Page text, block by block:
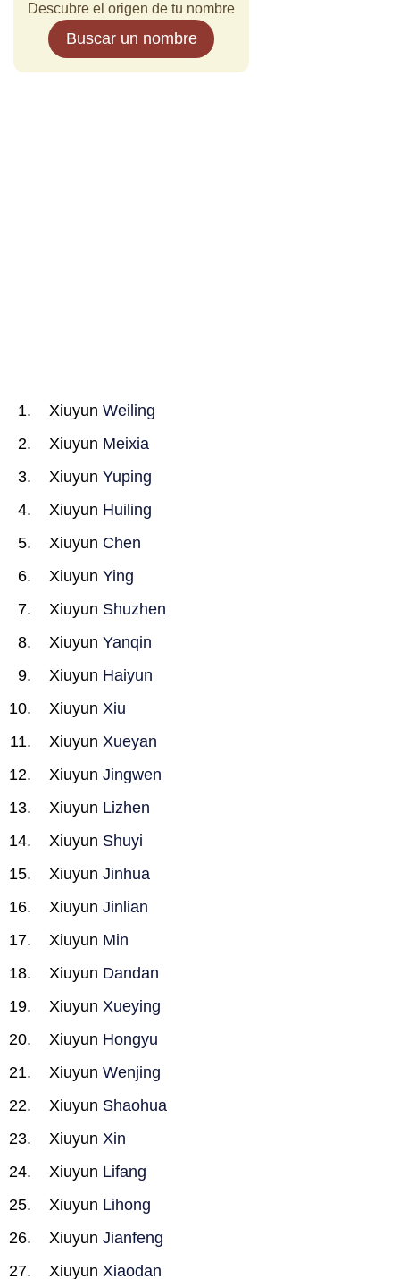
Descubre el origen de tu nombre
Buscar un nombre
Xiuyun Weiling
Xiuyun Meixia
Xiuyun Yuping
Xiuyun Huiling
Xiuyun Chen
Xiuyun Ying
Xiuyun Shuzhen
Xiuyun Yanqin
Xiuyun Haiyun
Xiuyun Xiu
Xiuyun Xueyan
Xiuyun Jingwen
Xiuyun Lizhen
Xiuyun Shuyi
Xiuyun Jinhua
Xiuyun Jinlian
Xiuyun Min
Xiuyun Dandan
Xiuyun Xueying
Xiuyun Hongyu
Xiuyun Wenjing
Xiuyun Shaohua
Xiuyun Xin
Xiuyun Lifang
Xiuyun Lihong
Xiuyun Jianfeng
Xiuyun Xiaodan